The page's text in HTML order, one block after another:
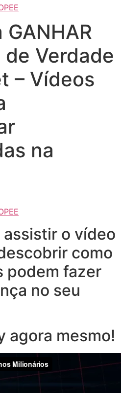
de Verdade
– Vídeos
na
assistir o vídeo
como
podem fazer
no seu
agora mesmo!